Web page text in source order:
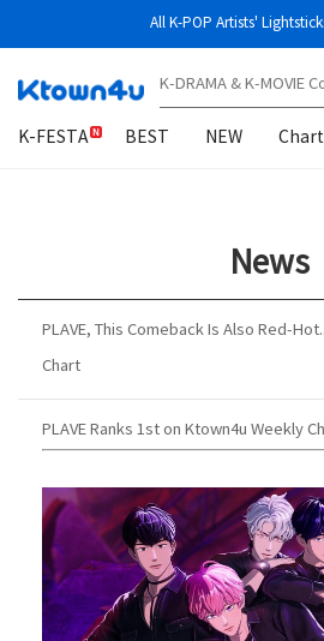
All K-POP Artists'
K-FESTA BEST NEW Chart
News
PLAVE, This Comeback Is Also Red-
Chart
PLAVE Ranks 1st on Ktown4u Weekly